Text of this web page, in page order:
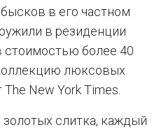
в его частном
в резиденции
стоимостью более 40
люксовых
New York Times.
слитка, каждый